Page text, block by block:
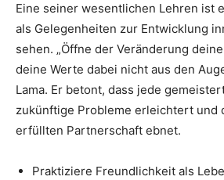
Eine seiner wesentlichen Lehren ist
als Gelegenheiten zur Entwicklung
sehen. „Öffne der Veränderung
deine Werte dabei nicht aus den
Lama. Er betont, dass jede
zukünftige Probleme erleichtert und
erfüllten Partnerschaft ebnet.
Praktiziere Freundlichkeit als